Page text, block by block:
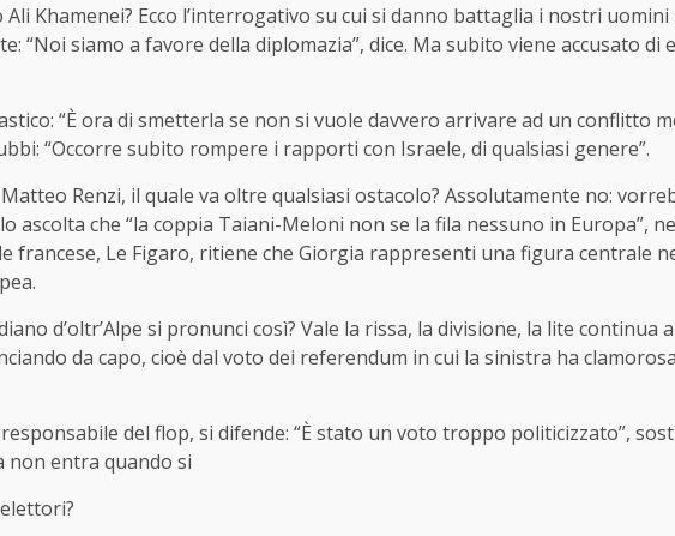
Ali Khamenei? Ecco l’interrogativo su cui si danno battaglia i nostri uomini
“Noi siamo a favore della diplomazia”, dice. Ma subito viene accusato di
“È ora di smetterla se non si vuole davvero arrivare ad un conflitto
“Occorre subito rompere i rapporti con Israele, di qualsiasi genere”.
Matteo Renzi, il quale va oltre qualsiasi ostacolo? Assolutamente no:
ascolta che “la coppia Taiani-Meloni non se la fila nessuno in Europa”,
francese, Le Figaro, ritiene che Giorgia rappresenti una figura centrale
d’oltr’Alpe si pronunci così? Vale la rissa, la divisione, la lite continua a
da capo, cioè dal voto dei referendum in cui la sinistra ha
del flop, si difende: “È stato un voto troppo politicizzato”,
non entra quando si